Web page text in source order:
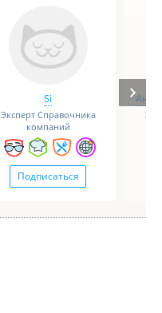
Si
Эксперт Справочника
компаний
Подписаться